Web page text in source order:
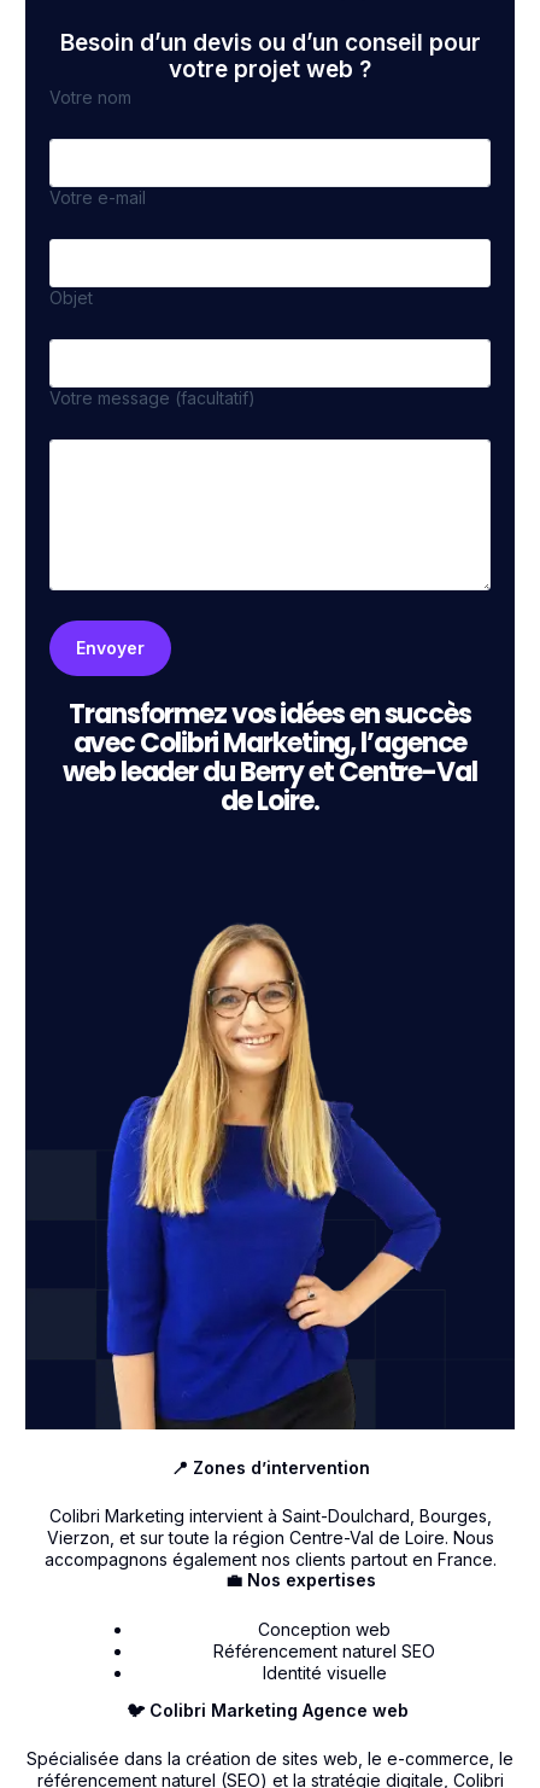
Besoin d’un devis ou d’un conseil pour
votre projet web ?
Votre nom
Votre e-mail
Objet
Votre message (facultatif)
Transformez vos idées en succès
avec Colibri Marketing, l’agence
web leader du Berry et Centre-Val
de Loire.
🐦 Colibri Marketing Agence web
Spécialisée dans la création de sites web, le e-commerce, le
référencement naturel (SEO) et la stratégie digitale, Colibri
💼 Nos expertises
Conception web
Référencement naturel SEO
Identité visuelle
📍 Zones d’intervention
Colibri Marketing intervient à Saint-Doulchard, Bourges,
Vierzon, et sur toute la région Centre-Val de Loire. Nous
accompagnons également nos clients partout en France.